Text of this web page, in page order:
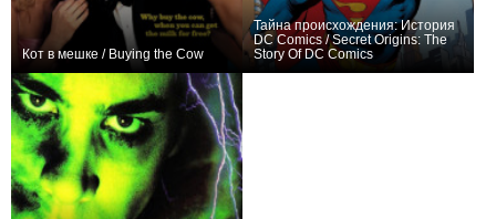
Кот в мешке / Buying the Cow
Тайна происхождения: История
DC Comics / Secret Origins: The
Story Of DC Comics